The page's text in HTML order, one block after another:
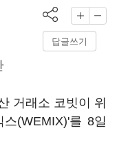
답글쓰기
거래소 코빗이 위
(WEMIX)'를 8일